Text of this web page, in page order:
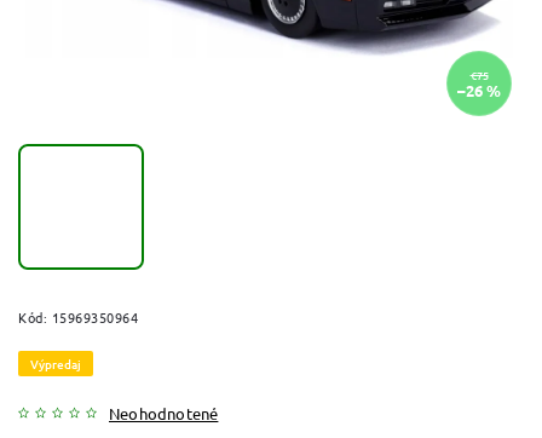
€75
–26 %
Kód: 15969350964
Výpredaj
Neohodnotené